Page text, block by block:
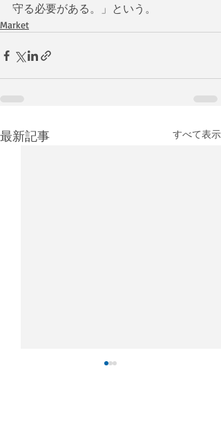
守る必要がある。」という。
Market
最新記事 すべて表示